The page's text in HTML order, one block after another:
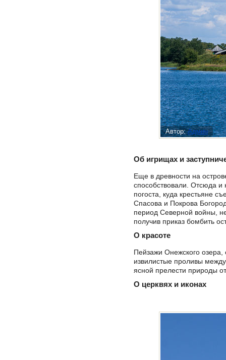
Автор:Админ
Об игрищах и
Еще в древности на
способствовали. Отсюда и
погоста, куда крестьяне
Спасова и Покрова
период Северной войны,
получив приказ бомбить
О красоте
Пейзажи Онежского
извилистые проливы
ясной прелести природы
О церквях и иконах